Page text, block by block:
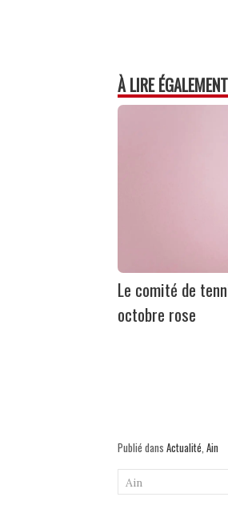
À LIRE ÉGALEMENT
Le comité de
octobre rose
Publié dans Actualité Ain
Ain